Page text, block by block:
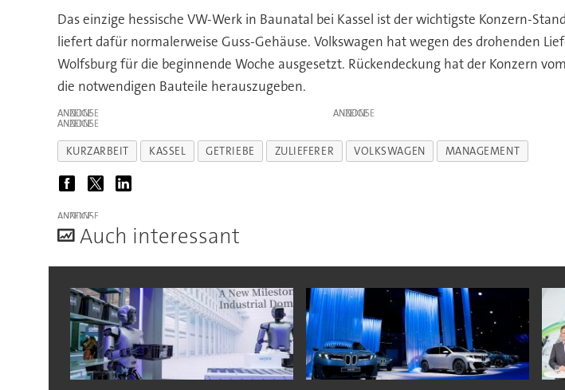
Das einzige hessische VW-Werk in Baunatal bei Kassel ist der wichtigste Konzern-
liefert dafür normalerweise Guss-Gehäuse. Volkswagen hat wegen des drohenden
Wolfsburg für die beginnende Woche ausgesetzt. Rückendeckung hat der Konzern
die notwendigen Bauteile herauszugeben.
ANZEIGE ANZEIGE
ANZEIGE
KURZARBEIT KASSEL GETRIEBE ZULIEFERER VOLKSWAGEN MANAGEMENT
ANZEIGE
Auch interessant